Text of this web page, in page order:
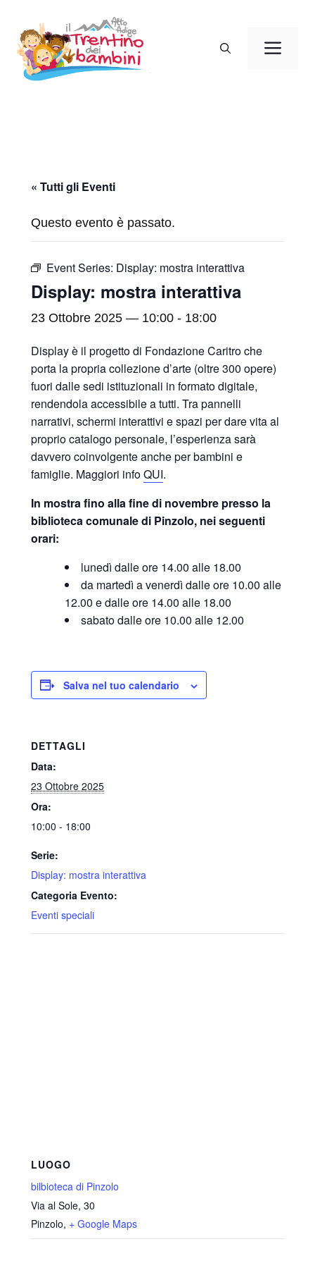
contenuto
« Tutti gli Eventi
Questo evento è passato.
Event Series: Display: mostra interattiva
Display: mostra interattiva
23 Ottobre 2025 — 10:00 - 18:00
Display è il progetto di Fondazione Caritro che
porta la propria collezione d’arte (oltre 300 opere)
fuori dalle sedi istituzionali in formato digitale,
rendendola accessibile a tutti. Tra pannelli
narrativi, schermi interattivi e spazi per dare vita al
proprio catalogo personale, l’esperienza sarà
davvero coinvolgente anche per bambini e
famiglie. Maggiori infoQUI.
In mostra fino alla fine di novembre presso la
biblioteca comunale di Pinzolo, nei seguenti
orari:
lunedì dalle ore 14.00 alle 18.00
da martedì a venerdì dalle ore 10.00 alle
12.00 e dalle ore 14.00 alle 18.00
sabato dalle ore 10.00 alle 12.00
Salva nel tuo calendario
DETTAGLI
Data:
23 Ottobre 2025
Ora:
10:00 - 18:00
Serie:
Display: mostra interattiva
Categoria Evento:
Eventi speciali
LUOGO
bilbioteca di Pinzolo
Via al Sole, 30
Pinzolo, + Google Maps